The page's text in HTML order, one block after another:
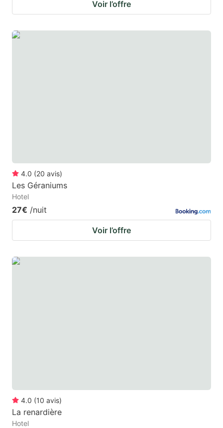
Voir l’offre
4.0 (20 avis)
Les Géraniums
Hotel
27€ /nuit
Voir l’offre
4.0 (10 avis)
La renardière
Hotel